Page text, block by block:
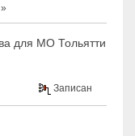
для МО Тольятти
Записан